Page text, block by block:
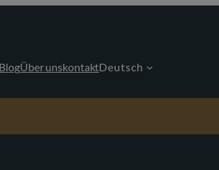
BlogÜber unskontaktDeutsch